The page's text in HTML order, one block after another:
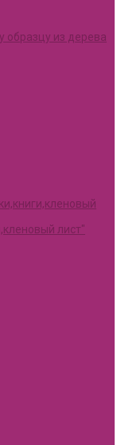
образцу из дерева
лист"